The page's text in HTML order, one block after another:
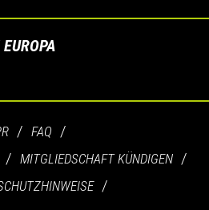
FAQ
MITGLIEDSCHAFT KÜNDIGEN